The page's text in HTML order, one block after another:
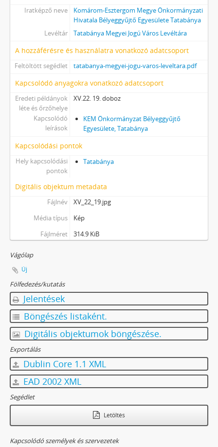
[fondfőcsoport] XXIX - Vállalatok, 1896 - 2004
[fondfőcsoport] XXXIII - Külön intézkedéssel levéltárba utalt iratok, 1895 - 2014
[fondfőcsoport] XXXVII - MJV önkormányzatok, 1990 - 2012
Iratképző neve
Komárom-Esztergom Megye Önkormányzati
Hivatala Bélyeggyűjtő Egyesülete Tatabánya
Levéltár
Tatabánya Megyei Jogú Város Levéltára
A hozzáférésre és használatra vonatkozó adatcsoport
Feltöltött segédlet tatabanya-megyei-jogu-varos-leveltara.pdf
Kapcsolódó anyagokra vonatkozó adatcsoport
Eredeti példányok
léte és őrzőhelye
XV.22. 19. doboz
Kapcsolódó
leírások
KEM Önkormányzat Bélyeggyűjtő
Egyesülete, Tatabánya
Kapcsolódási pontok
Hely kapcsolódási
pontok
Tatabánya
Digitális objektum metadata
Fájlnév
XV_22_19.jpg
Média típus
Kép
Fájlméret
314.9 KiB
Vágólap
Új
Fölfedezés/kutatás
Jelentések
Böngészés listaként.
Digitális objektumok böngészése.
Exportálás
Dublin Core 1.1 XML
EAD 2002 XML
Segédlet
Letöltés
Kapcsolódó személyek és szervezetek